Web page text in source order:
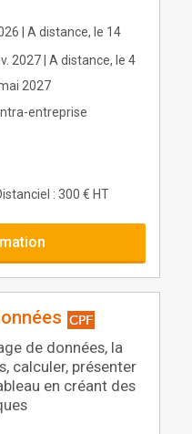
| A distance, le 14
2027 | A distance, le 4
2027
entreprise
: 300 € HT
de données, la
calculer, présenter
en créant des